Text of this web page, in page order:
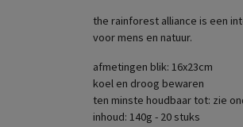
the rainforest alliance is een
voor mens en natuur.
afmetingen blik: 16x23cm
koel en droog bewaren
ten minste houdbaar tot: zie
inhoud: 140g - 20 stuks